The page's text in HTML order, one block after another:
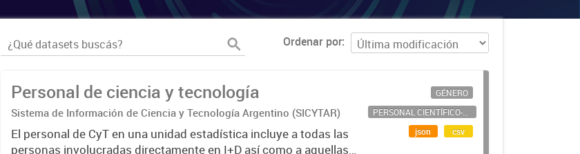
Ordenar por
Personal de ciencia y tecnología
Sistema de Información de Ciencia y Tecnología Argentino (SICYTAR)
El personal de CyT en una unidad estadística incluye a todas las
personas involucradas directamente en I+D así como a aquellas
GÉNERO
PERSONAL CIENTÍFICO-TECNOLÓGICO
json
csv